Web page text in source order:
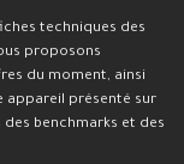
techniques des
proposons
du moment, ainsi
appareil présenté sur
benchmarks et des